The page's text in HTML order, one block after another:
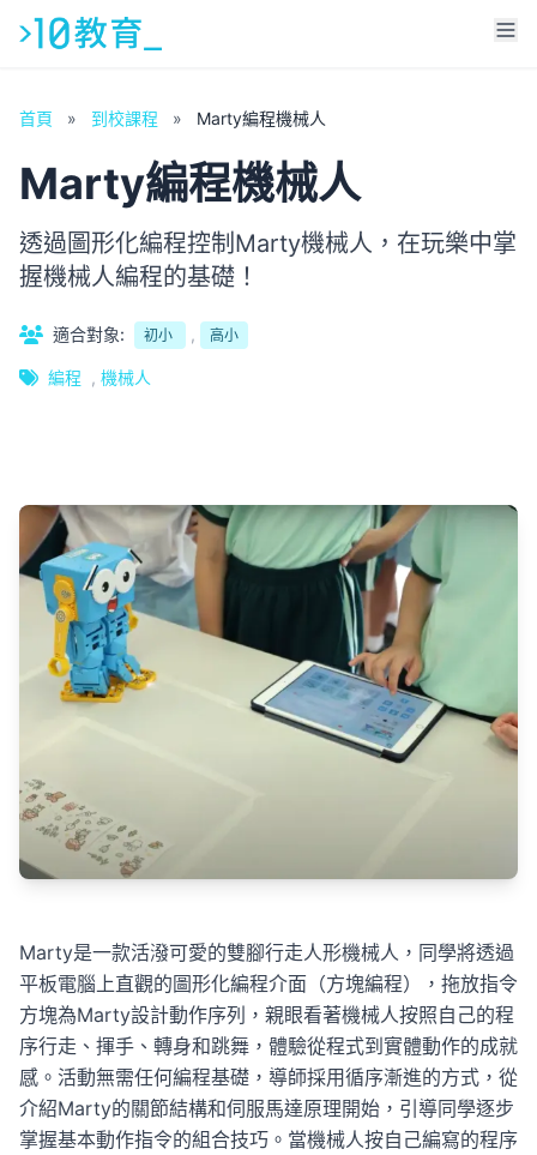
首頁 » 到校課程 » Marty編程機械人
Marty編程機械人
透過圖形化編程控制Marty機械人，在玩樂中掌
握機械人編程的基礎！
適合對象: 初小 , 高小
編程 , 機械人
Marty是一款活潑可愛的雙腳行走人形機械人，同學將透過
平板電腦上直觀的圖形化編程介面（方塊編程），拖放指令
方塊為Marty設計動作序列，親眼看著機械人按照自己的程
序行走、揮手、轉身和跳舞，體驗從程式到實體動作的成就
感。活動無需任何編程基礎，導師採用循序漸進的方式，從
介紹Marty的關節結構和伺服馬達原理開始，引導同學逐步
掌握基本動作指令的組合技巧。當機械人按自己編寫的程序